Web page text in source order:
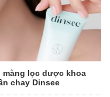
màng lọc dược khoa
chay Dinsee